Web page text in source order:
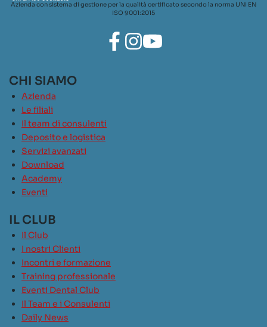
Azienda con sistema di gestione per la qualità certificato secondo la norma UNI EN
ISO 9001:2015
CHI SIAMO
Azienda
Le filiali
Il team di consulenti
Deposito e logistica
Servizi avanzati
Download
Academy
Eventi
IL CLUB
Il Club
I nostri Clienti
Incontri e formazione
Training professionale
Eventi Dental Club
Il Team e i Consulenti
Daily News